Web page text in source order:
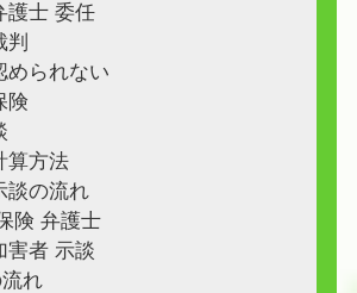
護士 委任
判
められない
険
算方法
談の流れ
険 弁護士
害者 示談
れ